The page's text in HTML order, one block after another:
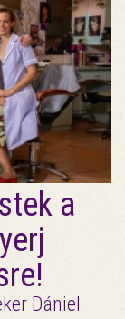
a
Dániel